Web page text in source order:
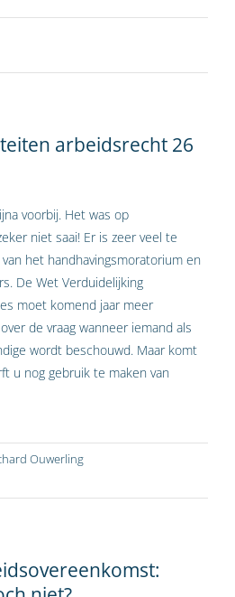
arbeidsrecht 26
voorbij. Het was op
niet saai! Er is zeer veel te
het handhavingsmoratorium en
De Wet Verduidelijking
moet komend jaar meer
de vraag wanneer iemand als
wordt beschouwd. Maar komt
u nog gebruik te maken van
Ouwerling